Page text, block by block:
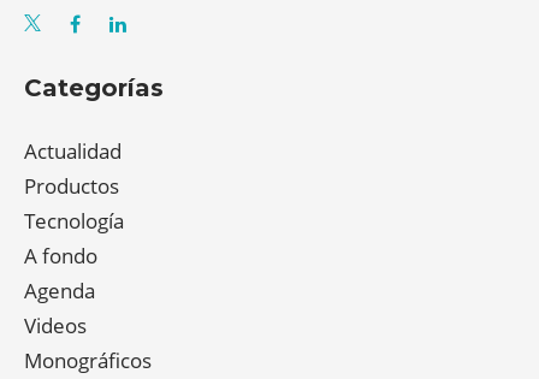
Categorías
Actualidad
Productos
Tecnología
A fondo
Agenda
Videos
Monográficos